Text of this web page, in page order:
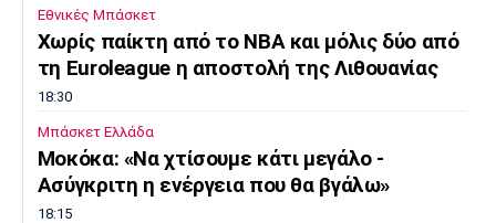
Εθνικές Μπάσκετ
Χωρίς παίκτη από το ΝΒΑ και μόλις δύο από
τη Euroleague η αποστολή της Λιθουανίας
18:30
Μπάσκετ Ελλάδα
Μοκόκα: «Να χτίσουμε κάτι μεγάλο -
Ασύγκριτη η ενέργεια που θα βγάλω»
18:15